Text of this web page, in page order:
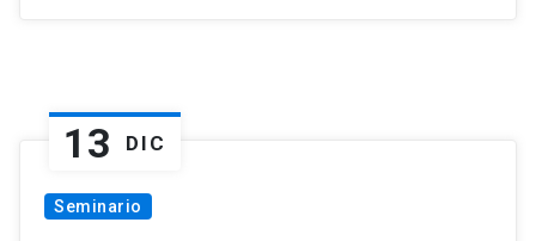
13 DIC
Seminario